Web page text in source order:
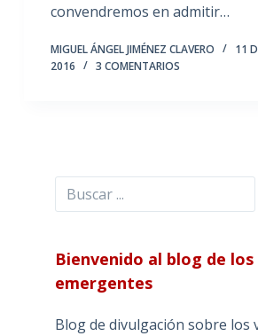
convendremos en admitir…
MIGUEL ÁNGEL JIMÉNEZ CLAVERO
11
2016
3 COMENTARIOS
Buscar
Bienvenido al blog de
emergentes
Blog de divulgación sobre los